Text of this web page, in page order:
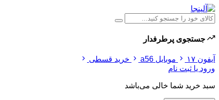
جستجوی پرطرفدار
آیفون ۱۷ موبایل a56
خرید قسطی
ورود یا ثبت نام
سبد خرید شما خالی می‌باشد